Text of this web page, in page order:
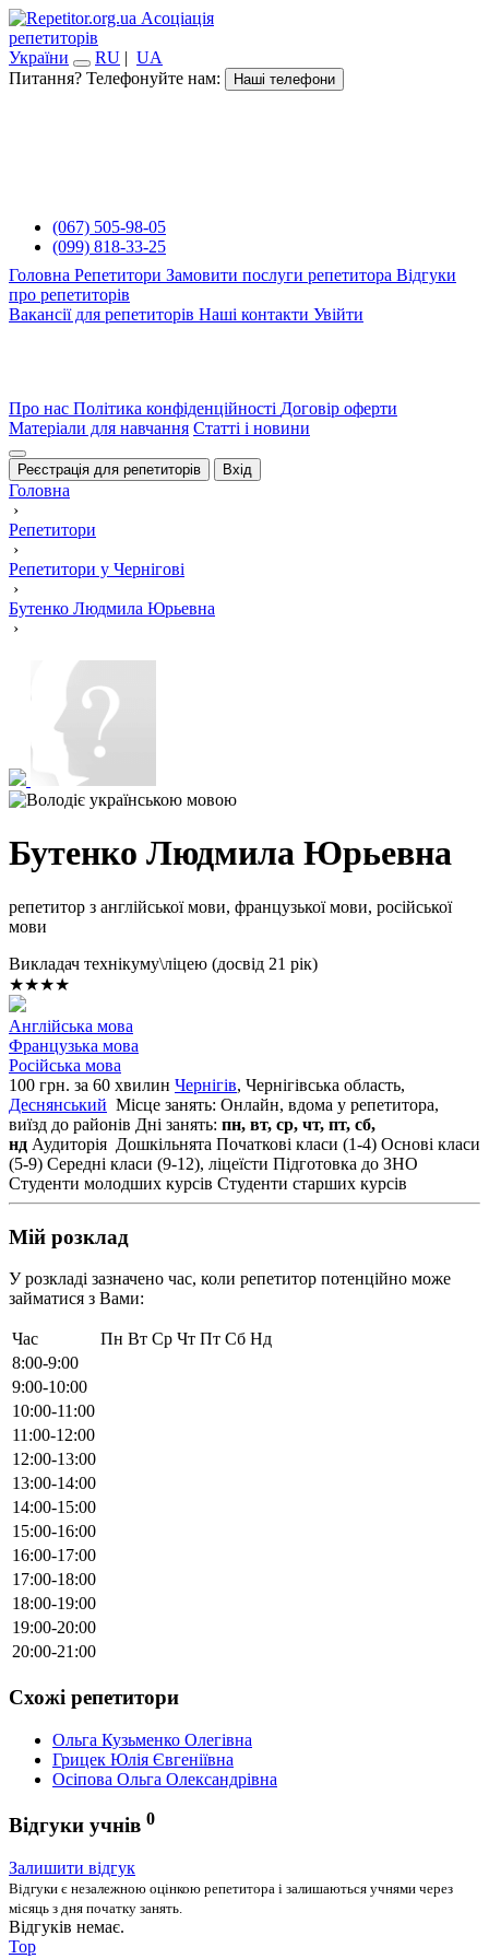
Асоціація
репетиторів
України
RU | UA
Питання? Телефонуйте нам:
Наші телефони
(067) 505-98-05
(099) 818-33-25
Головна Репетитори Замовити послуги репетитора Відгуки
про репетиторів
Вакансії для репетиторів Наші контакти Увійти
Про нас Політика конфіденційності Договір оферти
Матеріали для навчання Статті і новини
Реєстрація для репетиторів Вхід
Головна
›
Репетитори
›
Репетитори у Чернігові
›
Бутенко Людмила Юрьевна
›
Бутенко Людмила Юрьевна
репетитор з англійської мови, французької мови, російської
мови
Викладач технікуму\ліцею (досвід 21 рік)
★★★★
Англійська мова
Французька мова
Російська мова
100 грн. за 60 хвилин Чернігів, Чернігівська область,
Деснянський Місце занять: Онлайн, вдома у репетитора,
виїзд до районів Дні занять: пн, вт, ср, чт, пт, сб,
нд Аудиторія Дошкільнята Початкові класи (1-4) Основі класи
(5-9) Середні класи (9-12), ліцеїсти Підготовка до ЗНО
Студенти молодших курсів Студенти старших курсів
Мій розклад
У розкладі зазначено час, коли репетитор потенційно може
займатися з Вами:
Час Пн Вт Ср Чт Пт Сб Нд
8:00-9:00
9:00-10:00
10:00-11:00
11:00-12:00
12:00-13:00
13:00-14:00
14:00-15:00
15:00-16:00
16:00-17:00
17:00-18:00
18:00-19:00
19:00-20:00
20:00-21:00
Схожі репетитори
Ольга Кузьменко Олегівна
Грицек Юлія Євгеніївна
Осіпова Ольга Олександрівна
Відгуки учнів 0
Залишити відгук
Відгуки є незалежною оцінкою репетитора і залишаються учнями через
місяць з дня початку занять.
Відгуків немає.
Top